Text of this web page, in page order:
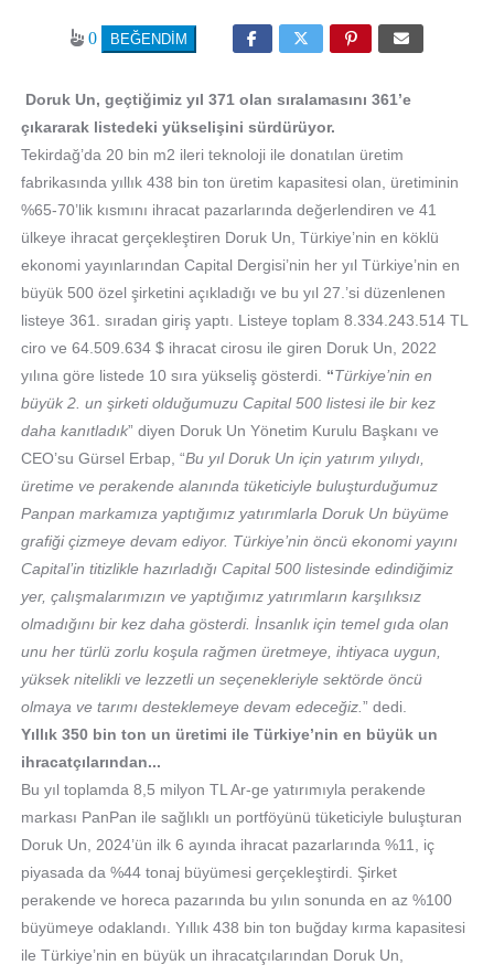
0
Doruk Un, geçtiğimiz yıl 371 olan sıralamasını 361’e
çıkararak listedeki yükselişini sürdürüyor.
Tekirdağ’da 20 bin m2 ileri teknoloji ile donatılan üretim
fabrikasında yıllık 438 bin ton üretim kapasitesi olan, üretiminin
%65-70’lik kısmını ihracat pazarlarında değerlendiren ve 41
ülkeye ihracat gerçekleştiren Doruk Un, Türkiye’nin en köklü
ekonomi yayınlarından Capital Dergisi’nin her yıl Türkiye’nin en
büyük 500 özel şirketini açıkladığı ve bu yıl 27.’si düzenlenen
listeye 361. sıradan giriş yaptı. Listeye toplam 8.334.243.514 TL
ciro ve 64.509.634 $ ihracat cirosu ile giren Doruk Un,
2022
yılına göre listede 10 sıra yükseliş gösterdi. “Türkiye’nin en
büyük 2. un şirketi olduğumuzu Capital 500 listesi ile bir kez
daha kanıtladık” diyen Doruk Un Yönetim Kurulu Başkanı ve
CEO’su Gürsel Erbap, “Bu yıl Doruk Un için yatırım yılıydı,
üretime ve perakende alanında tüketiciyle buluşturduğumuz
Panpan markamıza yaptığımız yatırımlarla Doruk Un büyüme
grafiği çizmeye devam ediyor. Türkiye’nin öncü ekonomi yayını
Capital’in titizlikle hazırladığı Capital 500 listesinde edindiğimiz
yer, çalışmalarımızın ve yaptığımız yatırımların karşılıksız
olmadığını bir kez daha gösterdi. İnsanlık için temel gıda olan
unu her türlü zorlu koşula rağmen üretmeye, ihtiyaca uygun,
yüksek nitelikli ve lezzetli un seçenekleriyle sektörde öncü
olmaya ve tarımı desteklemeye devam edeceğiz. ” dedi.
Yıllık 350 bin ton un üretimi ile Türkiye’nin en büyük un
ihracatçılarından...
Bu yıl toplamda 8,5 milyon TL Ar-ge yatırımıyla perakende
markası PanPan ile sağlıklı un portföyünü tüketiciyle buluşturan
Doruk Un, 2024’ün ilk 6 ayında ihracat pazarlarında %11, iç
piyasada da %44 tonaj büyümesi gerçekleştirdi. Şirket
perakende ve horeca pazarında bu yılın sonunda en az %100
büyümeye odaklandı. Yıllık 438 bin ton buğday kırma kapasitesi
ile Türkiye’nin en büyük un ihracatçılarından Doruk Un,